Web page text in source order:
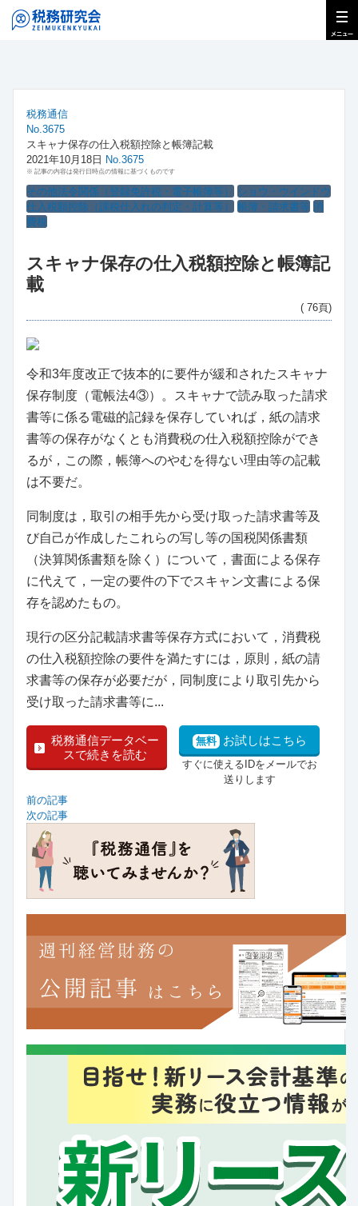
税務通信
No.3675
スキャナ保存の仕入税額控除と帳簿記載
2021年10月18日 No.3675
※ 記事の内容は発行日時点の情報に基づくものです
その他法令関係（登録免許税・電子帳簿等）
ショウ・ウインドウ
仕入税額控除（課税仕入れの判定・計算等）
帳簿・請求書等 消
費税
スキャナ保存の仕入税額控除と帳簿記
載
( 76頁)
令和3年度改正で抜本的に要件が緩和されたスキャナ
保存制度（電帳法4③）。スキャナで読み取った請求
書等に係る電磁的記録を保存していれば，紙の請求
書等の保存がなくとも消費税の仕入税額控除ができ
るが，この際，帳簿へのやむを得ない理由等の記載
は不要だ。
同制度は，取引の相手先から受け取った請求書等及
び自己が作成したこれらの写し等の国税関係書類
（決算関係書類を除く）について，書面による保存
に代えて，一定の要件の下でスキャン文書による保
存を認めたもの。
現行の区分記載請求書等保存方式において，消費税
の仕入税額控除の要件を満たすには，原則，紙の請
求書等の保存が必要だが，同制度により取引先から
受け取った請求書等に...
税務通信データベー
スで続きを読む
無料 お試しはこちら
すぐに使えるIDをメールでお
送りします
前の記事
次の記事